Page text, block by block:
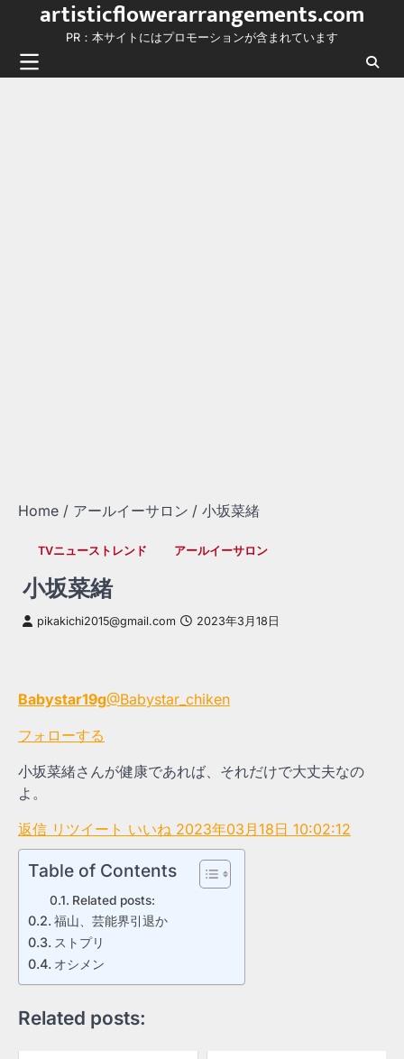
content
artisticflowerarrangements.com
PR：本サイトにはプロモーションが含まれています
Home アールイーサロン 小坂菜緒
TVニューストレンド アールイーサロン
小坂菜緒
pikakichi2015@gmail.com 2023年3月18日
Babystar19g@Babystar_chiken
フォローする
小坂菜緒さんが健康であれば、それだけで大丈夫なの
よ。
返信 リツイート いいね 2023年03月18日 10:02:12
Table of Contents
Related posts:
福山、芸能界引退か
ストプリ
オシメン
Related posts: